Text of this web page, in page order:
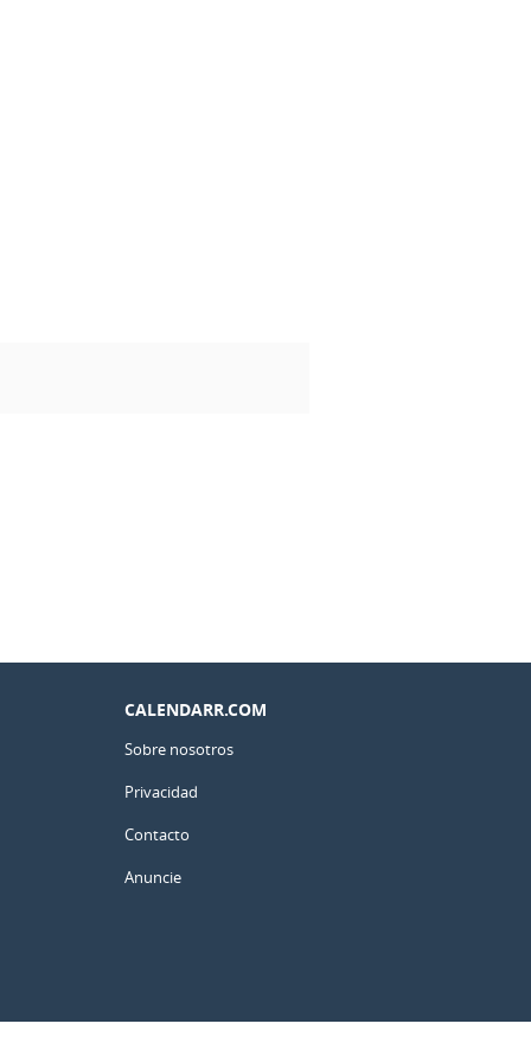
CALENDARR.COM
Sobre nosotros
Privacidad
Contacto
Anuncie